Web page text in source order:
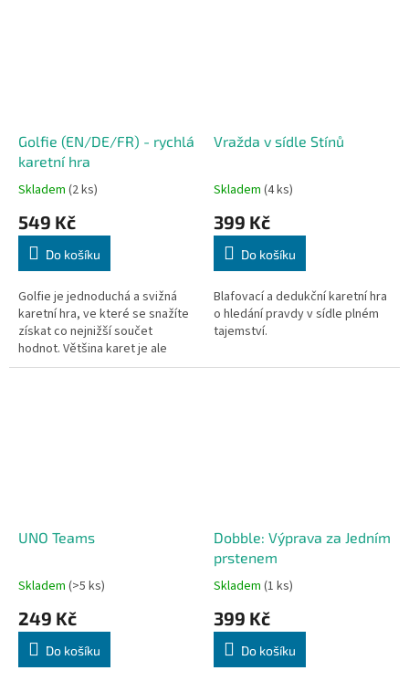
Golfie (EN/DE/FR) - rychlá
karetní hra
Skladem (2 ks)
549 Kč
Do košíku
Golfie je jednoduchá a svižná
karetní hra, ve které se snažíte
získat co nejnižší součet
hodnot. Většina karet je ale
zpočátku lícem dolů – budete
Vražda v sídle Stínů
Skladem (4 ks)
399 Kč
Do košíku
Blafovací a dedukční karetní hra
o hledání pravdy v sídle plném
tajemství.
UNO Teams
Skladem (>5 ks)
249 Kč
Do košíku
Dobble: Výprava za Jedním
prstenem
Skladem (1 ks)
399 Kč
Do košíku